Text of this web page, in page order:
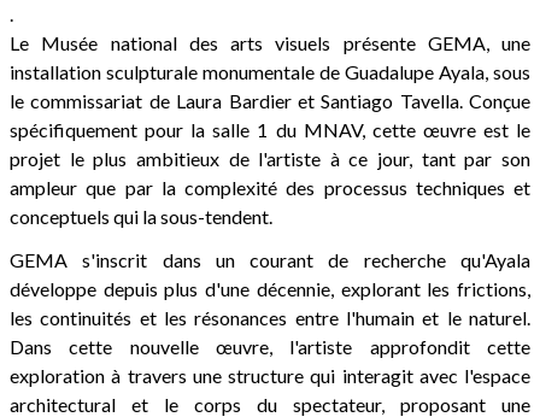
.
Le Musée national des arts visuels présente GEMA, une
installation sculpturale monumentale de Guadalupe Ayala, sous
le commissariat de Laura Bardier et Santiago Tavella. Conçue
spécifiquement pour la salle 1 du MNAV, cette œuvre est le
projet le plus ambitieux de l'artiste à ce jour, tant par son
ampleur que par la complexité des processus techniques et
conceptuels qui la sous-tendent.
GEMA s'inscrit dans un courant de recherche qu'Ayala
développe depuis plus d'une décennie, explorant les frictions,
les continuités et les résonances entre l'humain et le naturel.
Dans cette nouvelle œuvre, l'artiste approfondit cette
exploration à travers une structure qui interagit avec l'espace
architectural et le corps du spectateur, proposant une